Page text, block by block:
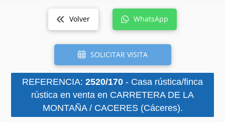
Volver WhatsApp
SOLICITAR VISITA
REFERENCIA: 2520/170 - Casa rústica/finca
rústica en venta en CARRETERA DE LA
MONTAÑA / CACERES (Cáceres).